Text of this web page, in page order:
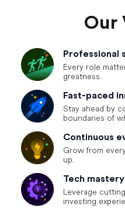
Our
Professional
Every role
greatness.
Fast-paced
Stay ahead by
boundaries of
Continuous
Grow from
up.
Tech mastery
Leverage
investing